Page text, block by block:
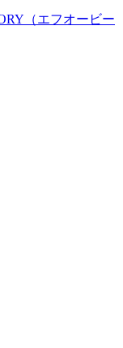
（エフオービー